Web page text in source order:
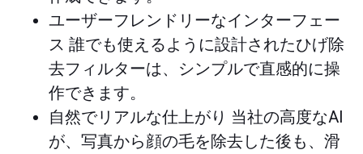
ユーザーフレンドリーなインターフェー
ス 誰でも使えるように設計されたひげ除
去フィルターは、シンプルで直感的に操
作できます。
自然でリアルな仕上がり 当社の高度なAI
が、写真から顔の毛を除去した後も、滑